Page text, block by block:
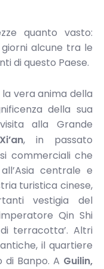
quanto vasto:
alcune tra le
di questo Paese.
vera anima della
della sua
alla Grande
Xi’an, in passato
commerciali che
centrale e
turistica cinese,
vestigia del
Qin Shi
terracotta’. Altri
il quartiere
di Banpo. A Guilin,